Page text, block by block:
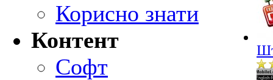
Корисно знати
Контент
Софт